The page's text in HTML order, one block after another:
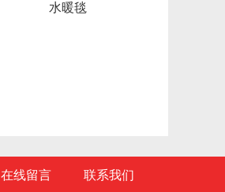
水暖毯
在线留言 联系我们